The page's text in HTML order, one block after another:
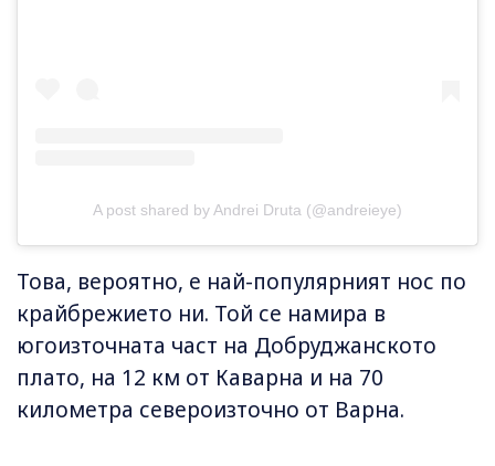
A post shared by Andrei Druta (@andreieye)
Това, вероятно, е най-популярният нос по
крайбрежието ни. Той се намира в
югоизточната част на Добруджанското
плато, на 12 км от Каварна и на 70
километра североизточно от Варна.